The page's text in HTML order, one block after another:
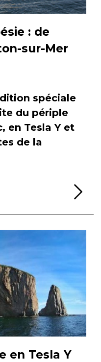
: de
sur-Mer
spéciale
du périple
en Tesla Y et
de la
en Tesla Y